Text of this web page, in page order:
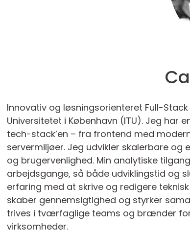
Innovativ og løsningsorienteret Full-
Universitetet i København (ITU). Jeg
tech-stack’en – fra frontend med
servermiljøer. Jeg udvikler skalerbare
og brugervenlighed. Min analytiske
arbejdsgange, så både udviklingstid og
erfaring med at skrive og redigere
skaber gennemsigtighed og styrker
trives i tværfaglige teams og brænder
virksomheder.